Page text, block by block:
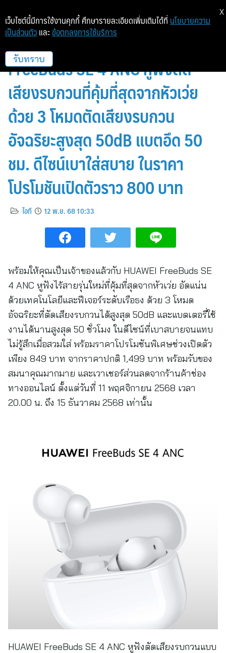
วางจำหน่ายแล้ว HUAWEI
FreeBuds SE 4 ANC หูฟังตัด
เสียงรบกวนที่คุ้มที่สุดจากหัวเว่ย
ด้วย 3 โหมดตัดเสียงรบกวน
อัจฉริยะสูงสุด 50dB แบตอึด 50
ชม. ดีไซน์เบาใส่สบาย ในราคา
โปรโมชันเปิดตัวราว 800 บาท
ไอที 12 พ.ย. 68 10:33
พร้อมให้คุณเป็นเจ้าของแล้วกับ HUAWEI FreeBuds SE
4 ANC หูฟังไร้สายรุ่นใหม่ที่คุ้มที่สุดจากหัวเว่ย อัดแน่น
ด้วยเทคโนโลยีและฟีเจอร์ระดับเรือธง ด้วย 3 โหมด
อัจฉริยะที่ตัดเสียงรบกวนได้สูงสุด 50dB และแบตเตอรี่ใช้
งานได้นานสูงสุด 50 ชั่วโมง ในดีไซน์ที่เบาสบายจนแทบ
ไม่รู้สึกเมื่อสวมใส่ พร้อมราคาโปรโมชันพิเศษช่วงเปิดตัว
เพียง 849 บาท จากราคาปกติ 1,499 บาท พร้อมรับของ
สมนาคุณมากมาย และเวาเชอร์ส่วนลดจากร้านค้าช่อง
ทางออนไลน์ ตั้งแต่วันที่ 11 พฤศจิกายน 2568 เวลา
20.00 น. ถึง 15 ธันวาคม 2568 เท่านั้น
HUAWEI FreeBuds SE 4 ANC หูฟังตัดเสียงรบกวนแบบ
เว็บไซต์นี้มีการใช้งานคุกกี้ ศึกษารายละเอียดเพิ่มเติมได้ที่ นโยบายความ
เป็นส่วนตัว และ ข้อตกลงการใช้บริการ
รับทราบ
X